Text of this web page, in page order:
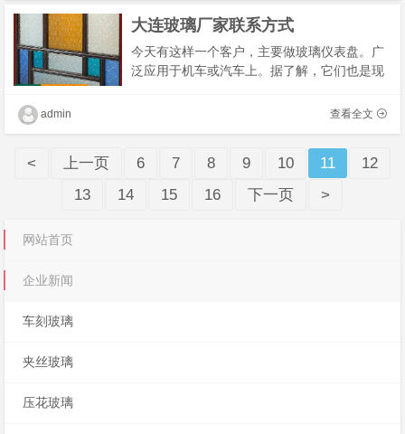
大连玻璃厂家联系方式
今天有这样一个客户，主要做玻璃仪表盘。广
泛应用于机车或汽车上。据了解，它们也是现
目前随着订单量的增加，产能的增加，各种色
查看全文
admin
< 上一页 6 7 8 9 10 11
12
13
14 15 16 下一页 >
网站首页
企业新闻
车刻玻璃
夹丝玻璃
压花玻璃